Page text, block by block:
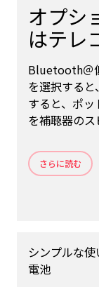
オプシ
はテレ
Bluetooth＠
を選択する
すると、ポ
を補聴器の
コイルを選択
さらに読む
シンプルな使
電池